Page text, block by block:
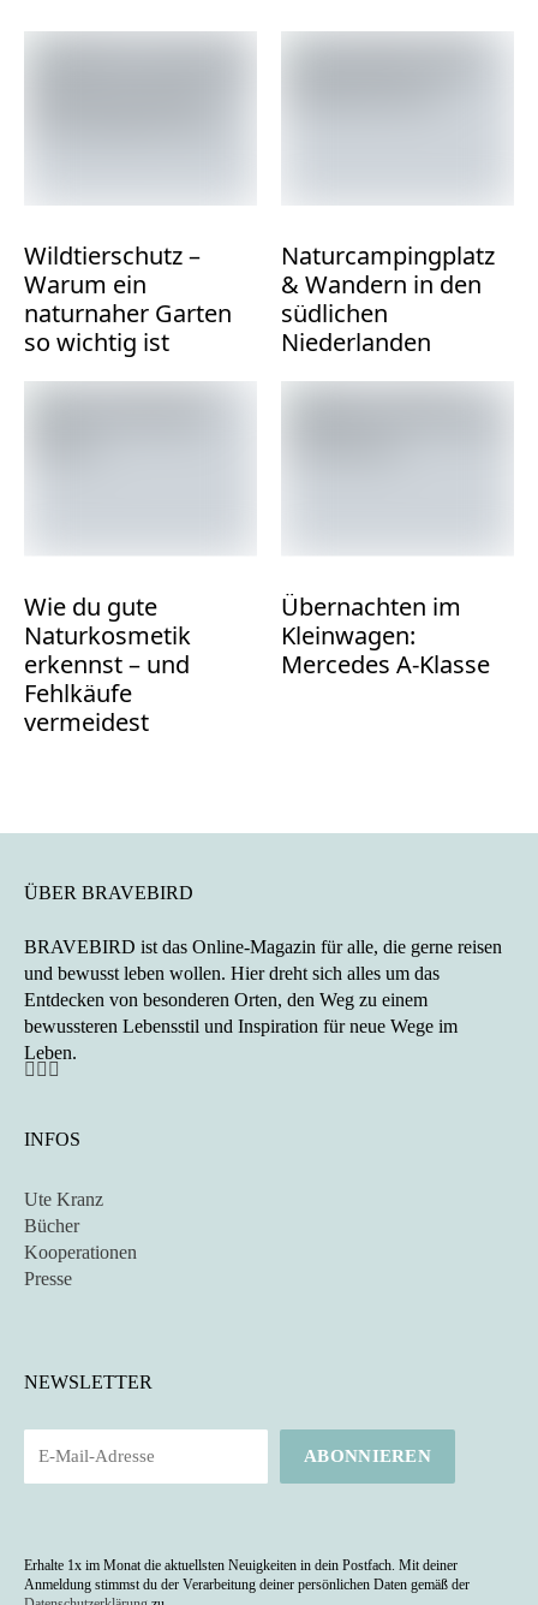
das Land
verändert
Angst vor
Einsamkeit –
Ist Alleinreisen
Wildtierschutz –
Warum ein
naturnaher Garten
so wichtig ist
Naturcampingplatz
& Wandern in den
südlichen
Niederlanden
Wie du gute
Naturkosmetik
erkennst – und
Fehlkäufe
vermeidest
Übernachten im
Kleinwagen:
Mercedes A-Klasse
ÜBER BRAVEBIRD
BRAVEBIRD ist das Online-Magazin für alle, die gerne reisen
und bewusst leben wollen. Hier dreht sich alles um das
Entdecken von besonderen Orten, den Weg zu einem
bewussteren Lebensstil und Inspiration für neue Wege im
Leben.
INFOS
Ute Kranz
Bücher
Kooperationen
Presse
NEWSLETTER
Erhalte 1x im Monat die aktuellsten Neuigkeiten in dein Postfach. Mit deiner
Anmeldung stimmst du der Verarbeitung deiner persönlichen Daten gemäß der